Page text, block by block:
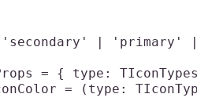
= 'secondary' |
= { type:
= (type: